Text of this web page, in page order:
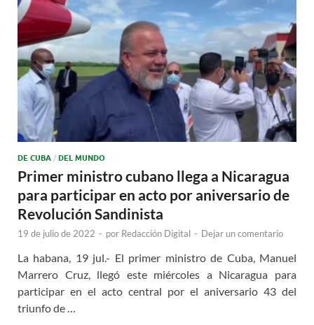
DE CUBA / DEL MUNDO
Primer ministro cubano llega a Nicaragua
para participar en acto por aniversario de
Revolución Sandinista
19 de julio de 2022 - por Redacción Digital - Dejar un comentario
La habana, 19 jul.- El primer ministro de Cuba, Manuel
Marrero Cruz, llegó este miércoles a Nicaragua para
participar en el acto central por el aniversario 43 del
triunfo de …